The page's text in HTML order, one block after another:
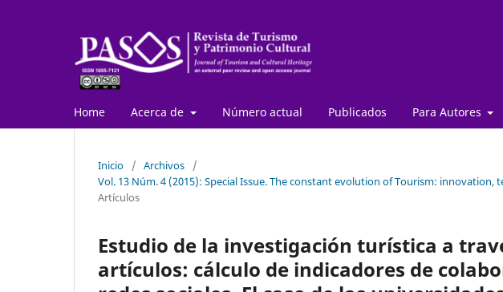
Home Acerca de Número actual Publicados Para Autores
Inicio / Archivos
/
Vol. 13 Núm. 4 (2015): Special Issue. The constant evolution of Tourism:
Artículos
Estudio de la investigación turística a
artículos: cálculo de indicadores de